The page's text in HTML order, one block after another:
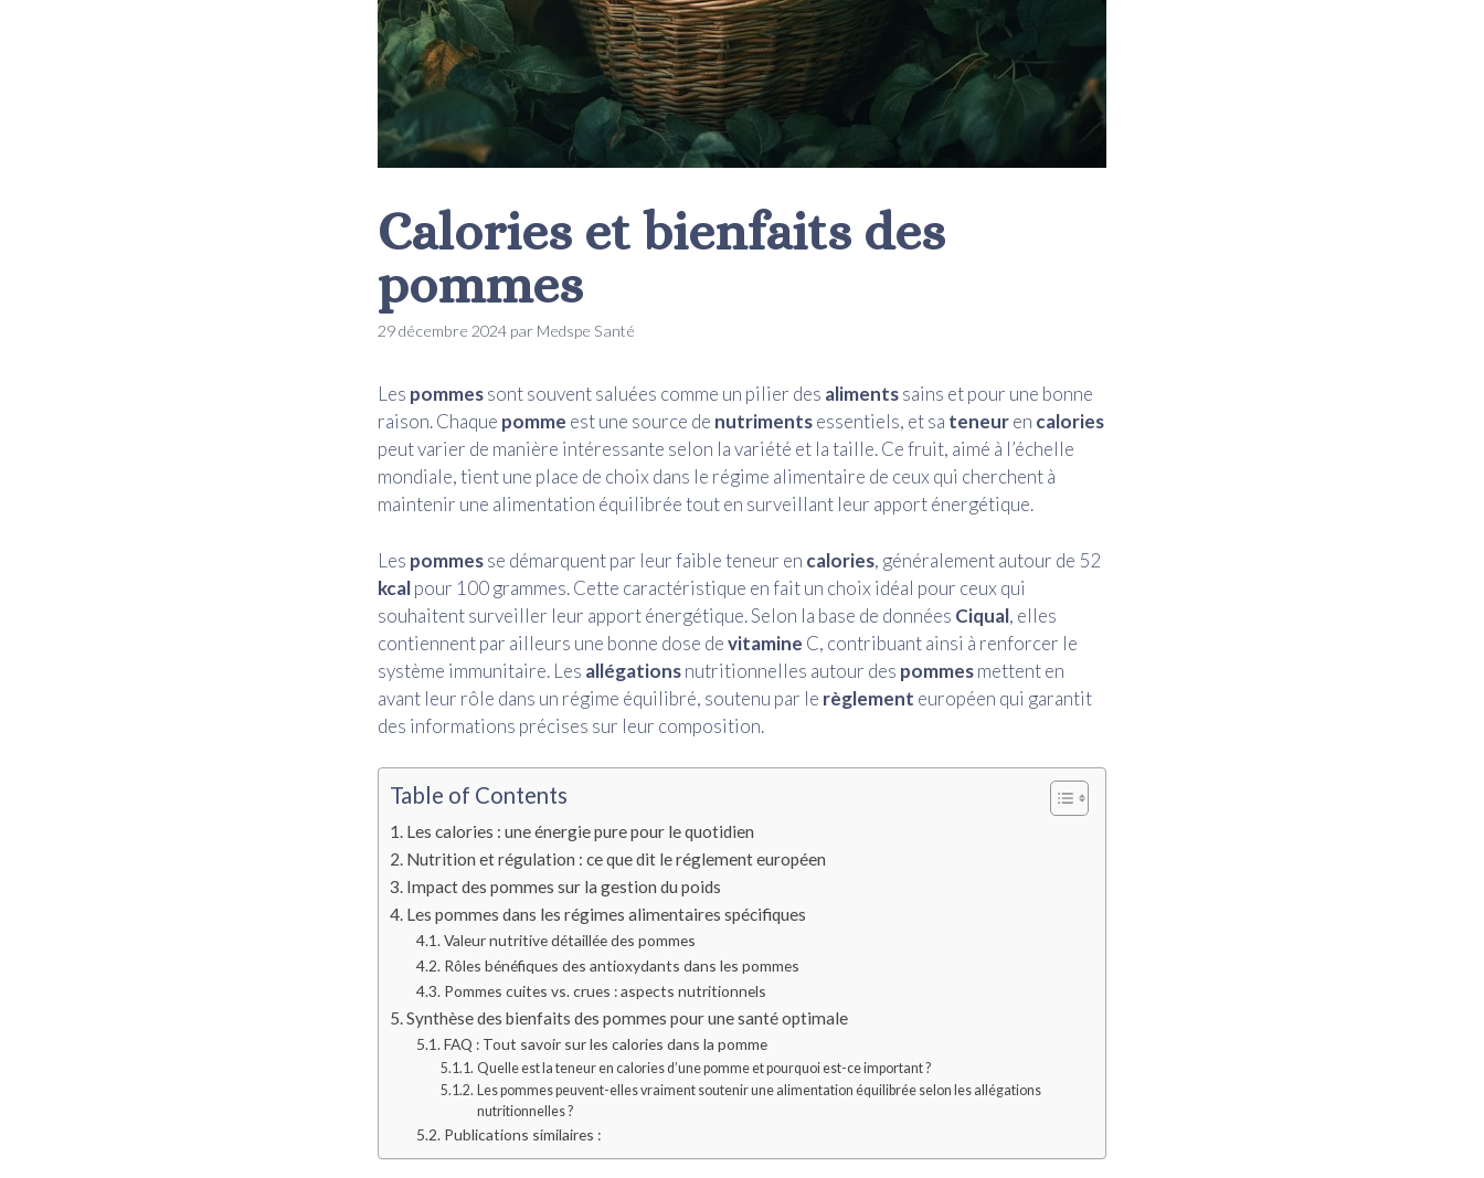
Calories et bienfaits des
pommes
29 décembre 2024 par Medspe Santé
Les pommessont souvent saluées comme un pilier des alimentssains et pour une bonne
raison. Chaque pomme est une source de nutrimentsessentiels, et sa teneuren calories
peut varier de manière intéressante selon la variété et la taille. Ce fruit, aimé à l’échelle
mondiale, tient une place de choix dans le régime alimentaire de ceux qui cherchent à
maintenir une alimentation équilibrée tout en surveillant leur apport énergétique.
Les pommesse démarquent par leur faible teneur en calories, généralement autour de 52
kcalpour 100 grammes. Cette caractéristique en fait un choix idéal pour ceux qui
souhaitent surveiller leur apport énergétique. Selon la base de données Ciqual, elles
contiennent par ailleurs une bonne dose devitamine C, contribuant ainsi à renforcer le
système immunitaire. Les allégationsnutritionnelles autour des pommesmettent en
avant leur rôle dans un régime équilibré, soutenu par le règlement européen qui garantit
des informations précises sur leur composition.
Table of Contents
Les calories : une énergie pure pour le quotidien
Nutrition et régulation : ce que dit le réglement européen
Impact des pommes sur la gestion du poids
Les pommes dans les régimes alimentaires spécifiques
Valeur nutritive détaillée des pommes
Rôles bénéfiques des antioxydants dans les pommes
Pommes cuites vs. crues : aspects nutritionnels
Synthèse des bienfaits des pommes pour une santé optimale
FAQ : Tout savoir sur les calories dans la pomme
Quelle est la teneur en calories d’une pomme et pourquoi est-ce important ?
Les pommes peuvent-elles vraiment soutenir une alimentation équilibrée selon les allégations
nutritionnelles ?
Publications similaires :